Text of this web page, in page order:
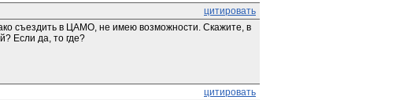
цитировать
съездить в ЦАМО, не имею возможности. Скажите, в
Если да, то где?
цитировать